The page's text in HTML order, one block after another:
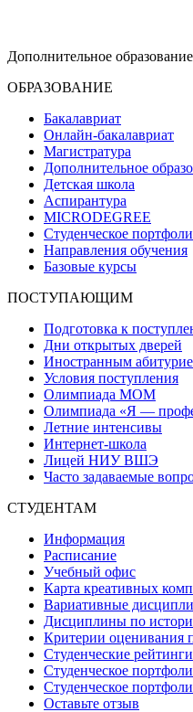
Дополнительное образование
ОБРАЗОВАНИЕ
Бакалавриат
Онлайн-бакалавриат
Магистратура
Дополнительное
Детская школа
Аспирантура
MICRODEGREE
Студенческое
Направления обучения
Базовые курсы
ПОСТУПАЮЩИМ
Подготовка к
Дни открытых дверей
Иностранным
Условия поступления
Олимпиада МОМ
Олимпиада «Я —
Летние интенсивы
Интернет-школа
Лицей НИУ ВШЭ
Часто задаваемые
СТУДЕНТАМ
Информация
Расписание
Учебный офис
Карта креативных
Вариативные
Дисциплины по
Критерии оценивания
Студенческие рейтинги
Студенческое
Студенческое
Оставьте отзыв